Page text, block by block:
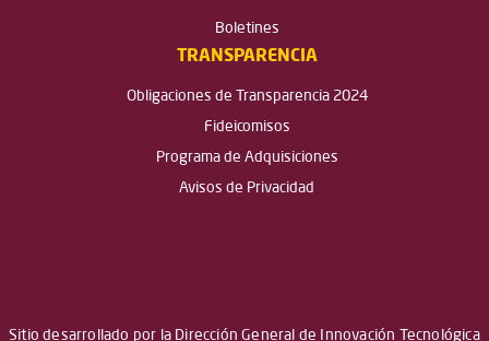
Boletines
TRANSPARENCIA
Obligaciones de Transparencia 2024
Fideicomisos
Programa de Adquisiciones
Avisos de Privacidad
Sitio desarrollado por la Dirección General de Innovación Tecnológica